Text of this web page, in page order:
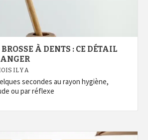
À DENTS : CE DÉTAIL
IL Y A
secondes au rayon hygiène,
ou par réflexe